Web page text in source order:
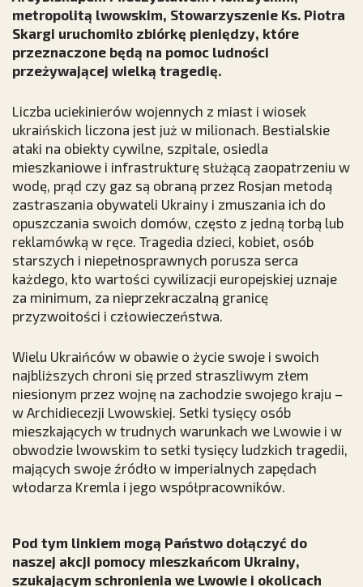
metropolitą lwowskim, Stowarzyszenie Ks. Piotra
Skargi uruchomiło zbiórkę pieniędzy, które
przeznaczone będą na pomoc ludności
przeżywającej wielką tragedię.
Liczba uciekinierów wojennych z miast i wiosek
ukraińskich liczona jest już w milionach. Bestialskie
ataki na obiekty cywilne, szpitale, osiedla
mieszkaniowe i infrastrukturę służącą zaopatrzeniu w
wodę, prąd czy gaz są obraną przez Rosjan metodą
zastraszania obywateli Ukrainy i zmuszania ich do
opuszczania swoich domów, często z jedną torbą lub
reklamówką w ręce. Tragedia dzieci, kobiet, osób
starszych i niepełnosprawnych porusza serca
każdego, kto wartości cywilizacji europejskiej uznaje
za minimum, za nieprzekraczalną granicę
przyzwoitości i człowieczeństwa.
Wielu Ukraińców w obawie o życie swoje i swoich
najbliższych chroni się przed straszliwym złem
niesionym przez wojnę na zachodzie swojego kraju –
w Archidiecezji Lwowskiej. Setki tysięcy osób
mieszkających w trudnych warunkach we Lwowie i w
obwodzie lwowskim to setki tysięcy ludzkich tragedii,
mających swoje źródło w imperialnych zapędach
włodarza Kremla i jego współpracowników.
Pod tym linkiem mogą Państwo dołączyć do
naszej akcji pomocy mieszkańcom Ukrainy,
szukającym schronienia we Lwowie i okolicach